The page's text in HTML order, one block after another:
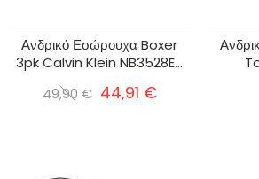
Ανδρικό Εσώρουχα Boxer
3pk Calvin Klein NB3528E...
49,90 € 44,91 €